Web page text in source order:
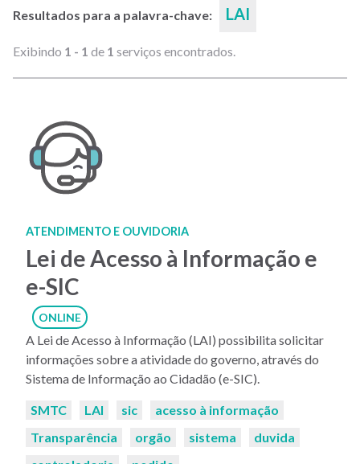
Resultados para a palavra-chave: LAI
Exibindo 1 - 1 de 1 serviços encontrados.
ATENDIMENTO E OUVIDORIA
Lei de Acesso à Informação e
e-SIC
ONLINE
A Lei de Acesso à Informação (LAI) possibilita solicitar
informações sobre a atividade do governo, através do
Sistema de Informação ao Cidadão (e-SIC).
Palavras-
SMTC LAI sic
acesso à informação
Transparência
orgão sistema
duvida